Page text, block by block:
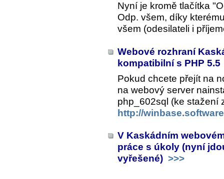
Nyní je kromě tlačítka
Odp. všem, díky
všem (odesilateli i
Webové rozhraní
kompatibilní s PHP 5.5
Pokud chcete přejít na
na webový server
php_602sql (ke stažení
http://
V Kaskádním
práce s úkoly (nyní
vyřešené) >>>